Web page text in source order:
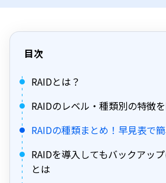
目次
RAIDとは？
RAIDのレベル・種類別の特徴
RAIDの種類まとめ！早見表で
RAIDを導入してもバックアッ
とは